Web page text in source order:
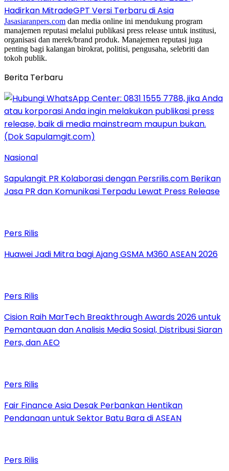
Hadirkan MitradeGPT Versi Terbaru di Asia
Jasasiaranpers.com dan media online ini mendukung program
manajemen reputasi melalui publikasi press release untuk institusi,
organisasi dan merek/brand produk. Manajemen reputasi juga
penting bagi kalangan birokrat, politisi, pengusaha, selebriti dan
tokoh publik.
Berita Terbaru
Nasional
Sapulangit PR Kolaborasi dengan Persrilis.com Berikan
Jasa PR dan Komunikasi Terpadu Lewat Press Release
Pers Rilis
Huawei Jadi Mitra bagi Ajang GSMA M360 ASEAN 2026
Pers Rilis
Cision Raih MarTech Breakthrough Awards 2026 untuk
Pemantauan dan Analisis Media Sosial, Distribusi Siaran
Pers, dan AEO
Pers Rilis
Fair Finance Asia Desak Perbankan Hentikan
Pendanaan untuk Sektor Batu Bara di ASEAN
Pers Rilis